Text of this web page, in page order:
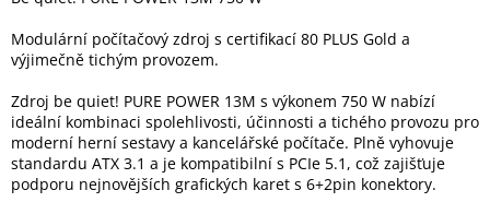
Elektronika
Domácnost
%
Black
Modulární počítačový zdroj s certifikací 80 PLUS Gold a
výjimečně tichým provozem.
Zdroj be quiet! PURE POWER 13M s výkonem 750 W nabízí
ideální kombinaci spolehlivosti, účinnosti a tichého provozu pro
moderní herní sestavy a kancelářské počítače. Plně vyhovuje
standardu ATX 3.1 a je kompatibilní s PCIe 5.1, což zajišťuje
podporu nejnovějších grafických karet s 6+2pin konektory.